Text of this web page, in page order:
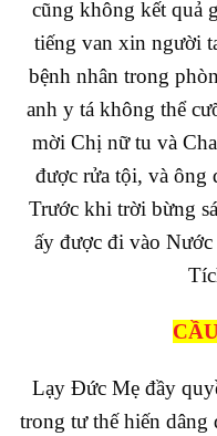
cũng không kết quả
tiếng van xin người
bệnh nhân trong
anh y tá không thể
mời Chị nữ tu và
được rửa tội, và ông
Trước khi trời bừng
ấy được đi vào
Lạy Đức Mẹ đầy
trong tư thế hiến dâng